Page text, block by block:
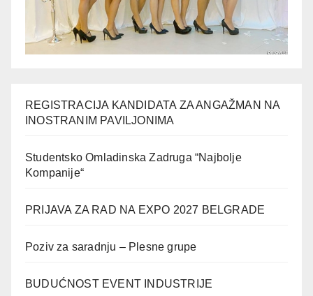
REGISTRACIJA KANDIDATA ZA ANGAŽMAN NA
INOSTRANIM PAVILJONIMA
Studentsko Omladinska Zadruga “Najbolje
Kompanije“
PRIJAVA ZA RAD NA EXPO 2027 BELGRADE
Poziv za saradnju – Plesne grupe
BUDUĆNOST EVENT INDUSTRIJE